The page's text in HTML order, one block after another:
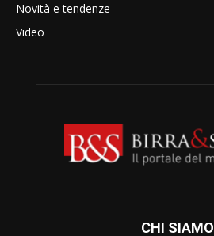
Novità e tendenze
Video
CHI SIAMO